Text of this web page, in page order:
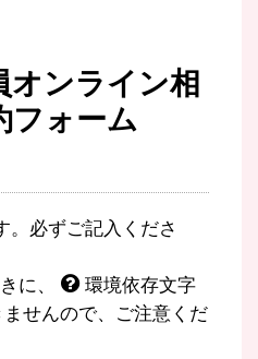
オンライン相
ォーム
。必ずご記入くださ
に、
環境依存文字
せんので、ご注意くだ